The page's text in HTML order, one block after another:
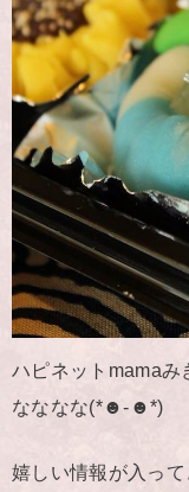
ハピネットmamaみ
なななな(*☻-☻*)
嬉しい情報が入っ